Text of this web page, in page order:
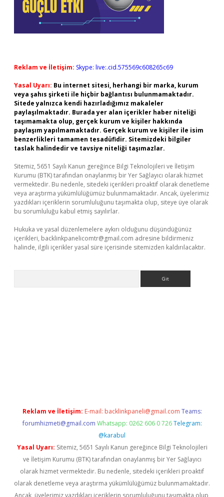
Reklam ve İletişim: Skype: live:.cid.575569c608265c69
Yasal Uyarı: Bu internet sitesi, herhangi bir marka, kurum
veya şahıs şirketi ile hiçbir bağlantısı bulunmamaktadır.
Sitede yalnızca kendi hazırladığımız makaleler
paylaşılmaktadır. Burada yer alan içerikler haber niteliği
taşımamakta olup, gerçek kurum ve kişiler hakkında
paylaşım yapılmamaktadır. Gerçek kurum ve kişiler ile isim
benzerlikleri tamamen tesadüfidir. Sitemizdeki bilgiler
taslak halindedir ve tavsiye niteliği taşımazlar.
Sitemiz, 5651 Sayılı Kanun gereğince Bilgi Teknolojileri ve İletişim
Kurumu (BTK) tarafından onaylanmış bir Yer Sağlayıcı olarak hizmet
vermektedir. Bu nedenle, sitedeki içerikleri proaktif olarak denetleme
veya araştırma yükümlülüğümüz bulunmamaktadır. Ancak, üyelerimiz
yazdıkları içeriklerin sorumluluğunu taşımakta olup, siteye üye olarak
bu sorumluluğu kabul etmiş sayılırlar.
Hukuka ve yasal düzenlemelere aykırı olduğunu düşündüğünüz
içerikleri, backlinkpanelicomtr@gmail.com adresine bildirmeniz
halinde, ilgili içerikler yasal süre içerisinde sitemizden kaldırılacaktır.
Reklam ve İletişim: E-mail: backlinkpaneli@gmail.com Teams:
forumhizmeti@gmail.com Whatsapp: 0262 606 0 726 Telegram:
@karabul
Yasal Uyarı: Sitemiz, 5651 Sayılı Kanun gereğince Bilgi Teknolojileri
ve İletişim Kurumu (BTK) tarafından onaylanmış bir Yer Sağlayıcı
olarak hizmet vermektedir. Bu nedenle, sitedeki içerikleri proaktif
olarak denetleme veya araştırma yükümlülüğümüz bulunmamaktadır.
Ancak, üyelerimiz yazdıkları içeriklerin sorumluluğunu taşımakta olup,